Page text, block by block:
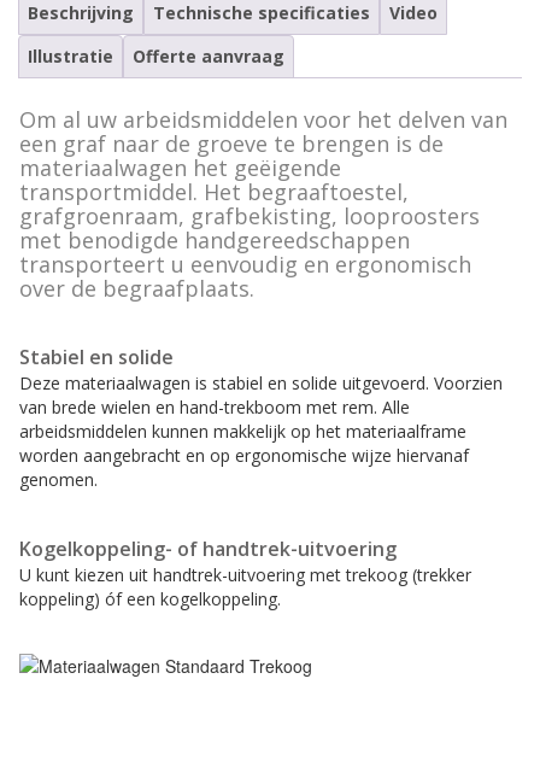
Koeling
Tekst- en nummerborden
Urn toebehoren
Vazen en toebehoren
Rouwkransen standaard
Informatievitrine
Beschrijving Technische specificaties
Video
Illustratie
Offerte aanvraag
Om al uw arbeidsmiddelen voor het delven van
een graf naar de groeve te brengen is de
materiaalwagen het geëigende
transportmiddel. Het begraaftoestel,
grafgroenraam, grafbekisting, looproosters
met benodigde handgereedschappen
transporteert u eenvoudig en ergonomisch
over de begraafplaats.
Stabiel en solide
Deze materiaalwagen is stabiel en solide uitgevoerd. Voorzien
van brede wielen en hand-trekboom met rem. Alle
arbeidsmiddelen kunnen makkelijk op het materiaalframe
worden aangebracht en op ergonomische wijze hiervanaf
genomen.
Kogelkoppeling- of handtrek-uitvoering
U kunt kiezen uit handtrek-uitvoering met trekoog (trekker
koppeling) óf een kogelkoppeling.